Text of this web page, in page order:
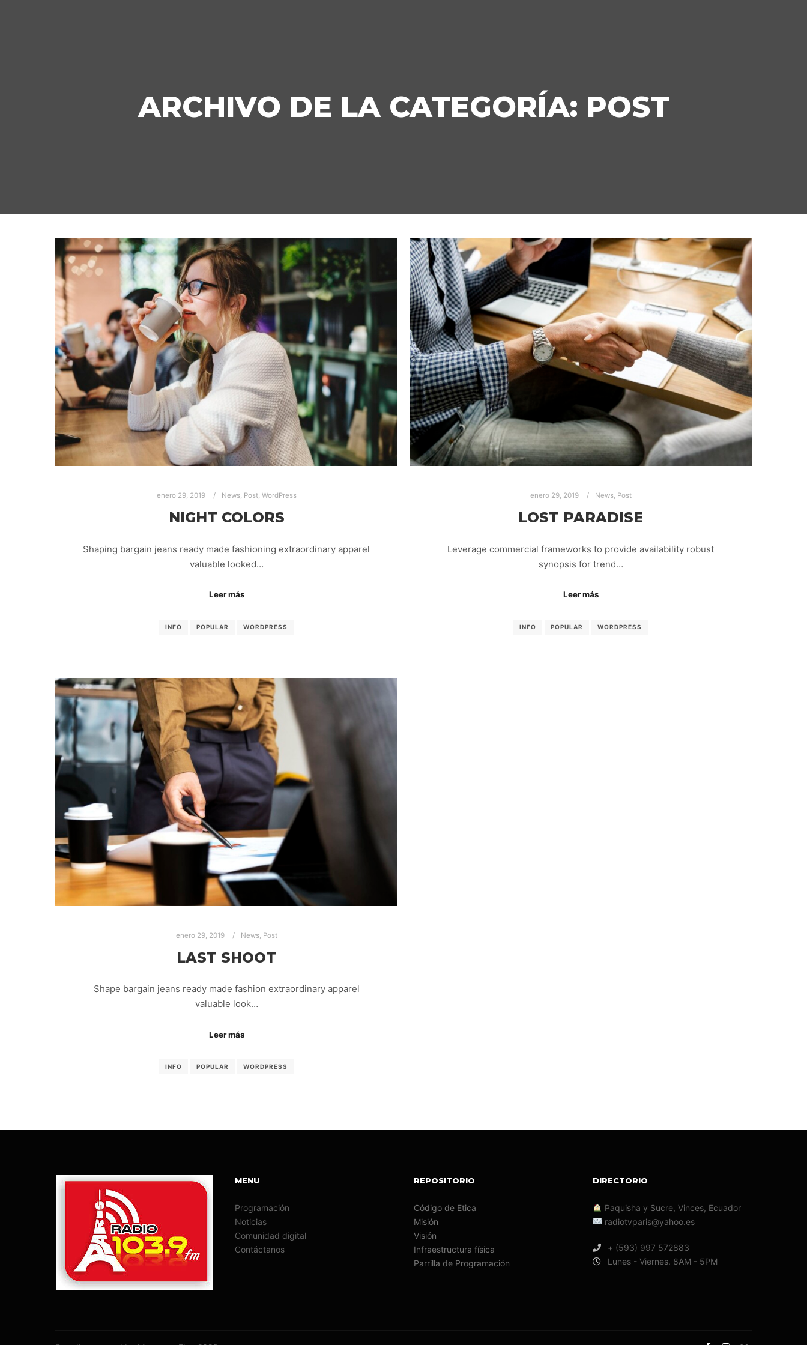
ARCHIVO DE LA CATEGORÍA: POST
enero 29, 2019 News, Post, WordPress
NIGHT COLORS
Shaping bargain jeans ready made fashioning extraordinary apparel
valuable looked…
Leer más
INFO POPULAR WORDPRESS
enero 29, 2019 News, Post
LOST PARADISE
Leverage commercial frameworks to provide availability robust
synopsis for trend…
Leer más
INFO POPULAR WORDPRESS
enero 29, 2019 News, Post
LAST SHOOT
Shape bargain jeans ready made fashion extraordinary apparel
valuable look…
Leer más
INFO POPULAR WORDPRESS
MENU
Programación
Noticias
Comunidad digital
Contáctanos
REPOSITORIO
Código de Etica
Misión
Visión
Infraestructura física
Parrilla de Programación
DIRECTORIO
Paquisha y Sucre, Vinces, Ecuador
radiotvparis@yahoo.es
+ (593) 997 572883
Lunes - Viernes. 8AM - 5PM